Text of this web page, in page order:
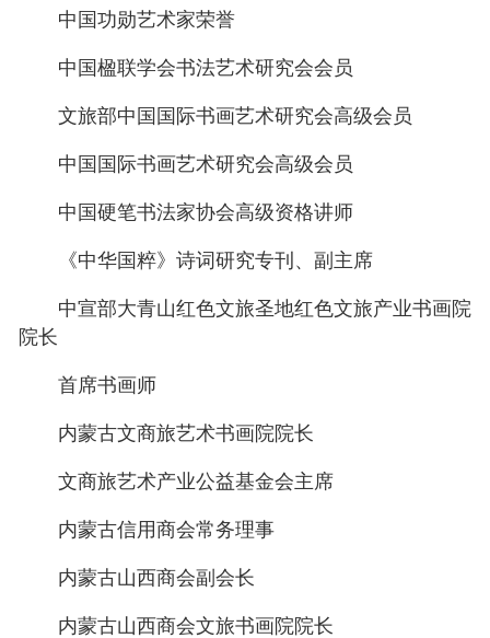
中国功勋艺术家荣誉
中国楹联学会书法艺术研究会会员
文旅部中国国际书画艺术研究会高级会员
中国国际书画艺术研究会高级会员
中国硬笔书法家协会高级资格讲师
《中华国粹》诗词研究专刊、副主席
中宣部大青山红色文旅圣地红色文旅产业书画院
院长
首席书画师
内蒙古文商旅艺术书画院院长
文商旅艺术产业公益基金会主席
内蒙古信用商会常务理事
内蒙古山西商会副会长
内蒙古山西商会文旅书画院院长